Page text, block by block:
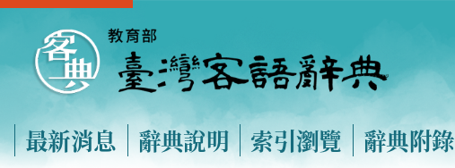
最新消息 辭典說明 索引瀏覽 辭典附錄